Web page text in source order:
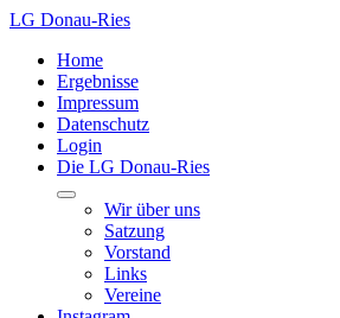
LG Donau-Ries
Home
Ergebnisse
Impressum
Datenschutz
Login
Die LG Donau-Ries
Wir über uns
Satzung
Vorstand
Links
Vereine